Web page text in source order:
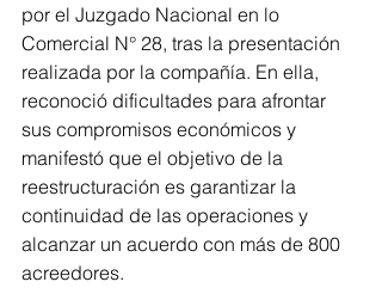
por el Juzgado Nacional en lo
Comercial N° 28, tras la presentación
realizada por la compañía. En ella,
reconoció dificultades para afrontar
sus compromisos económicos y
manifestó que el objetivo de la
reestructuración es garantizar la
continuidad de las operaciones y
alcanzar un acuerdo con más de 800
acreedores.